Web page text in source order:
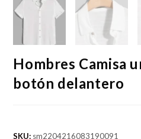
Hombres Camisa
botón delantero
SKU: sm2204216083190091